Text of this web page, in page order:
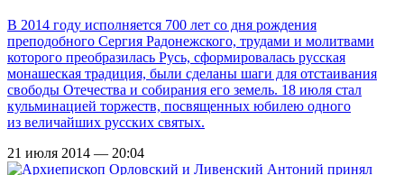
В 2014 году исполняется 700 лет со дня рождения
преподобного Сергия Радонежского, трудами и молитвами
которого преобразилась Русь, сформировалась русская
монашеская традиция, были сделаны шаги для отстаивания
свободы Отечества и собирания его земель. 18 июля стал
кульминацией торжеств, посвященных юбилею одного
из величайших русских святых.
21 июля 2014 — 20:04